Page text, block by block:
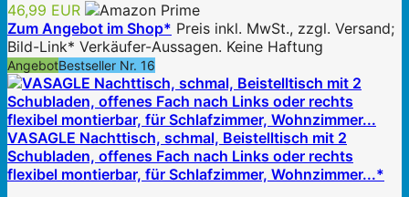
46,99 EUR
Zum Angebot im Shop* Preis inkl. MwSt., zzgl. Versand;
Bild-Link* Verkäufer-Aussagen. Keine Haftung
AngebotBestseller Nr. 16
VASAGLE Nachttisch, schmal, Beistelltisch mit 2
Schubladen, offenes Fach nach Links oder rechts
flexibel montierbar, für Schlafzimmer, Wohnzimmer...*